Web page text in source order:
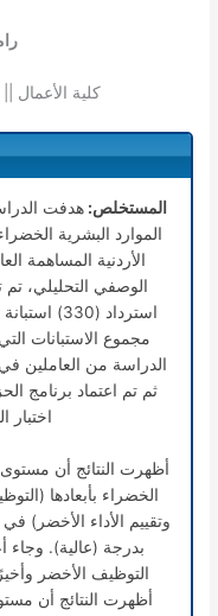
كلية الأعمال
المستخلص:هدفت
الموارد البشرية
الأردنية المساهمة
مجموع الاستبانات
الدراسة من العاملين
اختبار
أظهرت النتائج أن
الخضراء بأبعادها
وتقييم الأداء الأخضر)
بدرجة (عالية). وجاء
التوظيف الأخضر
أظهرت النتائج أن